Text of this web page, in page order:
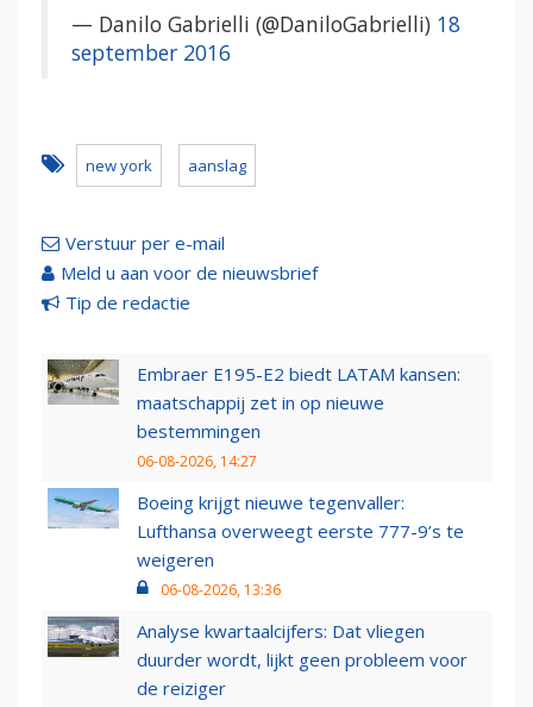
— Danilo Gabrielli (@DaniloGabrielli) 18
september 2016
new york aanslag
Verstuur per e-mail
Meld u aan voor de nieuwsbrief
Tip de redactie
Embraer E195-E2 biedt LATAM kansen:
maatschappij zet in op nieuwe
bestemmingen
06-08-2026, 14:27
Boeing krijgt nieuwe tegenvaller:
Lufthansa overweegt eerste 777-9’s te
weigeren
06-08-2026, 13:36
Analyse kwartaalcijfers: Dat vliegen
duurder wordt, lijkt geen probleem voor
de reiziger